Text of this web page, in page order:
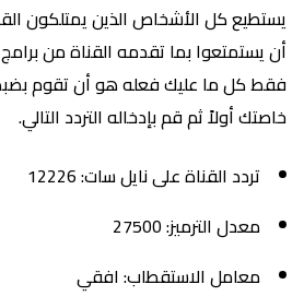
يستطيع كل الأشخاص الذين يمتلكون
أن يستمتعوا بما تقدمه القناة من
فقط كل ما عليك فعله هو أن تقوم
خاصتك أولاً ثم قم بإدخاله التردد التالي.
تردد القناة على نايل سات: 12226
معدل الترميز: 27500
معامل الاستقطاب: افقي